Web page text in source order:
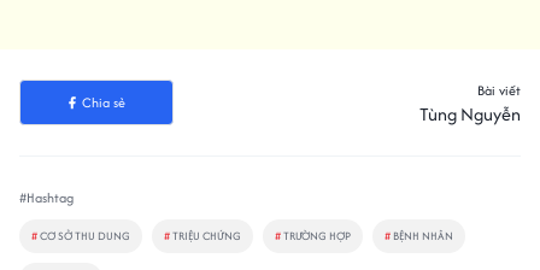
Chia sẻ
Bài viết
Tùng Nguyễn
#Hashtag
#CƠ SỞ THU DUNG #TRIỆU CHỨNG #TRƯỜNG HỢP # BỆNH NHÂN